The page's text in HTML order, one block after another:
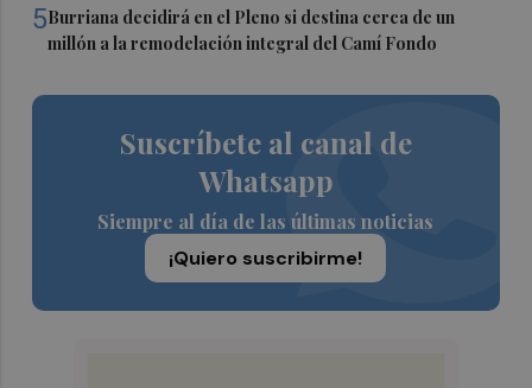
5Burriana decidirá en el Pleno si destina cerca de un
millón a la remodelación integral del Camí Fondo
Suscríbete al canal de
Whatsapp
Siempre al día de las últimas noticias
¡Quiero suscribirme!